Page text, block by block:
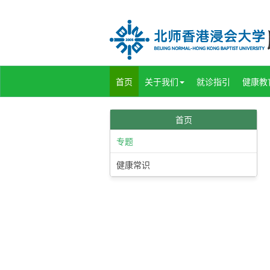
首页 关于我们 就诊指引 健康教
首页
专题
健康常识